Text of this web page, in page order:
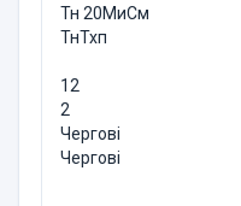
Тн 20МиСм
ТнТхп
12
2
Чергові
Чергові